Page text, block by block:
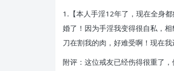
1.【本人手淫12年了，现在全身
婚了！因为手淫我变得很自私，
刀在割我的肉，好难受啊！现在
附评：这位戒友已经伤得很重了